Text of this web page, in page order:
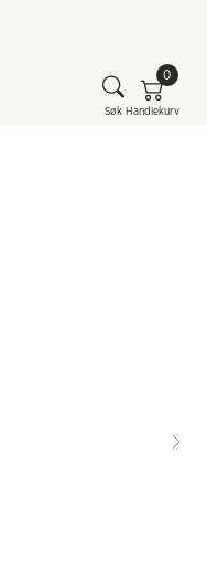
Søk
0
Handlekurv